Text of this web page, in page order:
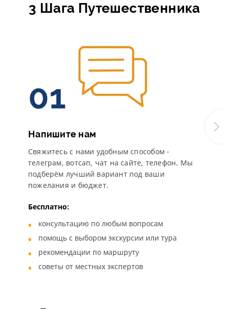
3 Шага Путешественника
Напишите нам
Свяжитесь с нами удобным способом -
телеграм, вотсап, чат на сайте, телефон. Мы
подберём лучший вариант под ваши
пожелания и бюджет.
Бесплатно:
консультацию по любым вопросам
помощь с выбором экскурсии или тура
рекомендации по маршруту
советы от местных экспертов